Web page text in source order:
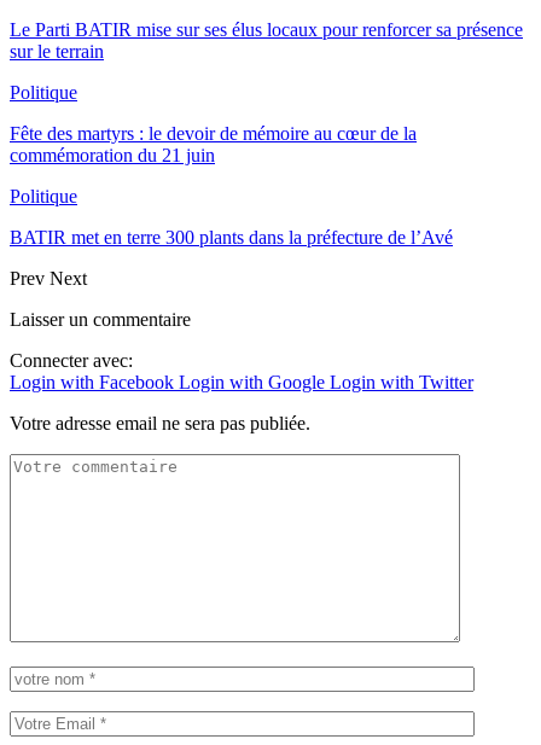
Le Parti BATIR mise sur ses élus locaux pour renforcer sa présence
sur le terrain
Politique
Fête des martyrs : le devoir de mémoire au cœur de la
commémoration du 21 juin
Politique
BATIR met en terre 300 plants dans la préfecture de l’Avé
Prev Next
Laisser un commentaire
Connecter avec:
Login with Facebook Login with Google Login with Twitter
Votre adresse email ne sera pas publiée.